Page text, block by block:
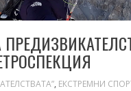
, ЕКСТРЕМНИ